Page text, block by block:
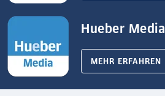
Hueber Media
MEHR ERFAHREN